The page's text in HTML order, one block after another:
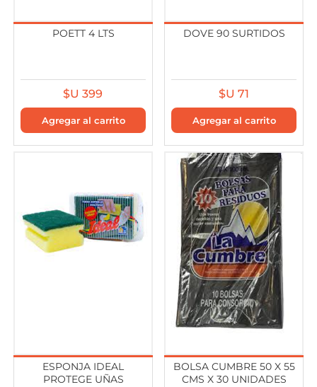
POETT 4 LTS
$U 399
DOVE 90 SURTIDOS
$U 71
ESPONJA IDEAL
PROTEGE UÑAS
BOLSA CUMBRE 50 X 55
CMS X 30 UNIDADES